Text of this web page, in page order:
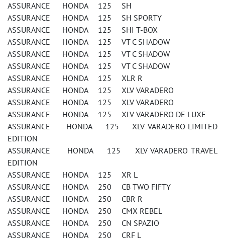
ASSURANCE HONDA 125 SH
ASSURANCE HONDA 125 SH SPORTY
ASSURANCE HONDA 125 SHI T-BOX
ASSURANCE HONDA 125 VT C SHADOW
ASSURANCE HONDA 125 VT C SHADOW
ASSURANCE HONDA 125 VT C SHADOW
ASSURANCE HONDA 125 XLR R
ASSURANCE HONDA 125 XLV VARADERO
ASSURANCE HONDA 125 XLV VARADERO
ASSURANCE HONDA 125 XLV VARADERO DE LUXE
ASSURANCE HONDA 125 XLV VARADERO LIMITED
EDITION
ASSURANCE HONDA 125 XLV VARADERO TRAVEL
EDITION
ASSURANCE HONDA 125 XR L
ASSURANCE HONDA 250 CB TWO FIFTY
ASSURANCE HONDA 250 CBR R
ASSURANCE HONDA 250 CMX REBEL
ASSURANCE HONDA 250 CN SPAZIO
ASSURANCE HONDA 250 CRF L